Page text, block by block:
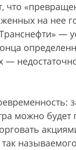
что
на нее
—
—
можно будет